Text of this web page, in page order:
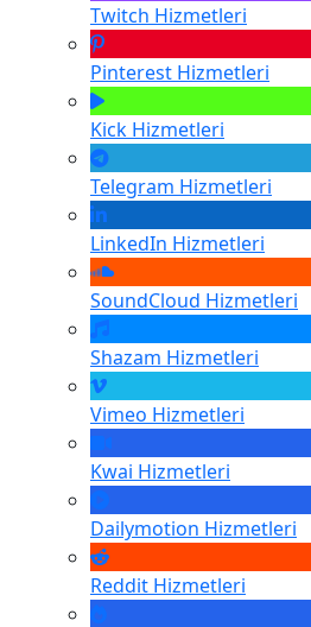
Twitch Hizmetleri
Pinterest Hizmetleri
Kick Hizmetleri
Telegram Hizmetleri
LinkedIn Hizmetleri
SoundCloud Hizmetleri
Shazam Hizmetleri
Vimeo Hizmetleri
Kwai Hizmetleri
Dailymotion Hizmetleri
Reddit Hizmetleri